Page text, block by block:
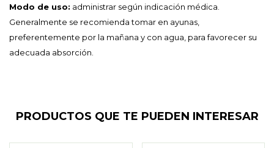
Modo de uso: administrar según indicación médica.
Generalmente se recomienda tomar en ayunas,
preferentemente por la mañana y con agua, para favorecer su
adecuada absorción.
PRODUCTOS QUE TE PUEDEN INTERESAR